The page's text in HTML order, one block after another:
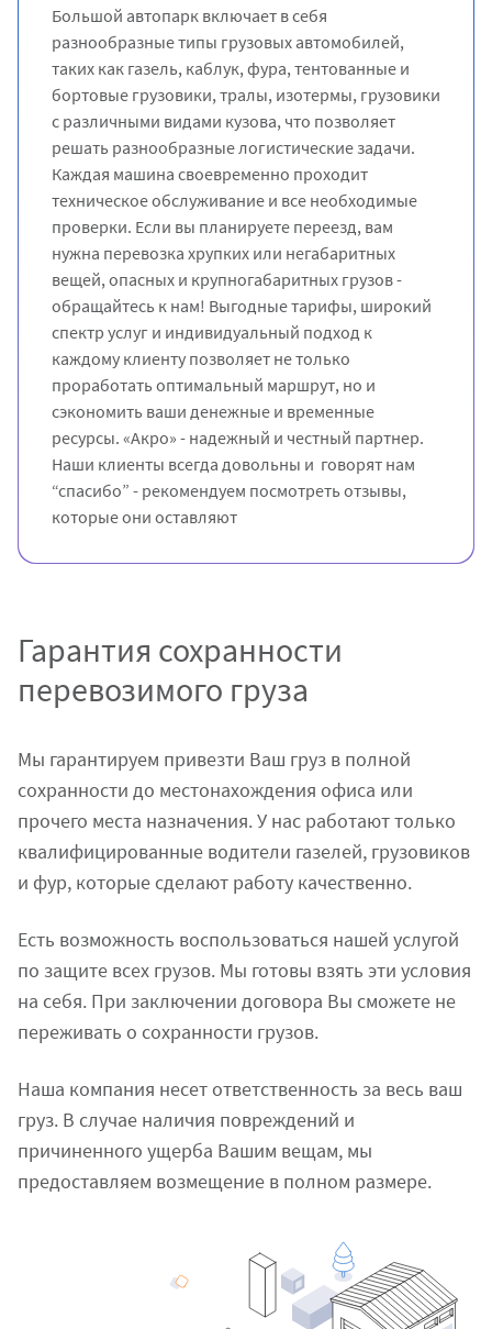
Большой автопарк включает в себя
разнообразные типы грузовых автомобилей,
таких как газель, каблук, фура, тентованные и
бортовые грузовики, тралы, изотермы, грузовики
с различными видами кузова, что позволяет
решать разнообразные логистические задачи.
Каждая машина своевременно проходит
техническое обслуживание и все необходимые
проверки. Если вы планируете переезд, вам
нужна перевозка хрупких или негабаритных
вещей, опасных и крупногабаритных грузов -
обращайтесь к нам! Выгодные тарифы, широкий
спектр услуг и индивидуальный подход к
каждому клиенту позволяет не только
проработать оптимальный маршрут, но и
сэкономить ваши денежные и временные
ресурсы. «Акро» - надежный и честный партнер.
Наши клиенты всегда довольны и говорят нам
“спасибо” - рекомендуем посмотреть отзывы,
которые они оставляют
Гарантия сохранности
перевозимого груза
Мы гарантируем привезти Ваш груз в полной
сохранности до местонахождения офиса или
прочего места назначения. У нас работают только
квалифицированные водители газелей, грузовиков
и фур, которые сделают работу качественно.
Есть возможность воспользоваться нашей услугой
по защите всех грузов. Мы готовы взять эти условия
на себя. При заключении договора Вы сможете не
переживать о сохранности грузов.
Наша компания несет ответственность за весь ваш
груз. В случае наличия повреждений и
причиненного ущерба Вашим вещам, мы
предоставляем возмещение в полном размере.